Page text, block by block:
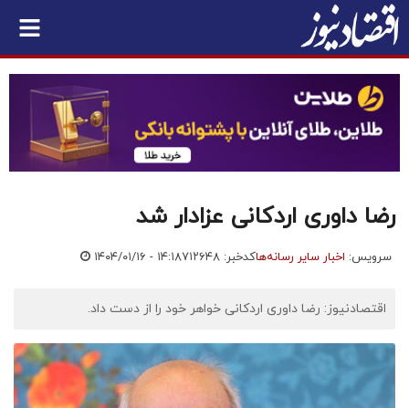
رضا داوری اردکانی عزادار شد
سرویس: اخبار سایر رسانه‌هاکدخبر: ۷۱۲۶۴۸ ۱۴۰۴/۰۱/۱۶ - ۱۴:۱۸
اقتصادنیوز: رضا داوری اردکانی خواهر خود را از دست داد.